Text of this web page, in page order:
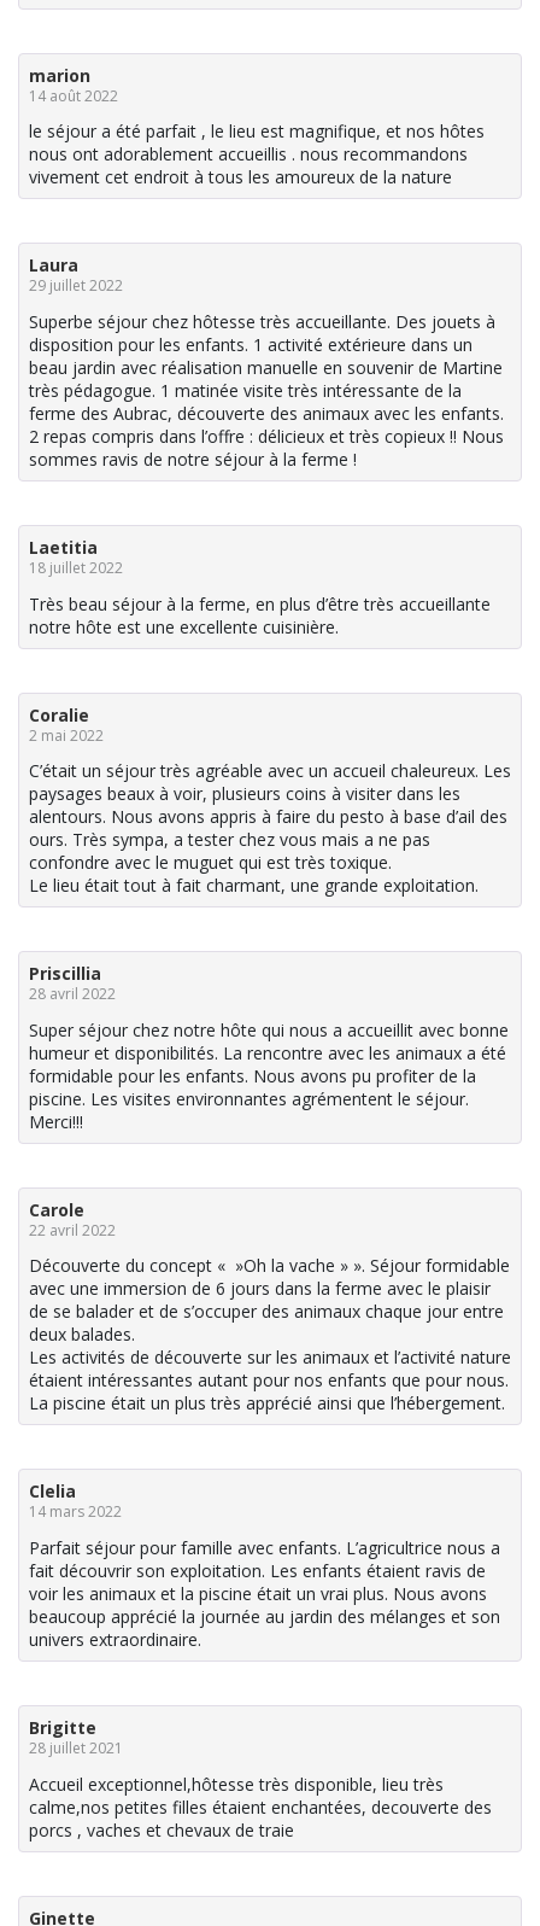
marion
14 août 2022
le séjour a été parfait , le lieu est magnifique, et nos hôtes
nous ont adorablement accueillis . nous recommandons
vivement cet endroit à tous les amoureux de la nature
Laura
29 juillet 2022
Superbe séjour chez hôtesse très accueillante. Des jouets à
disposition pour les enfants. 1 activité extérieure dans un
beau jardin avec réalisation manuelle en souvenir de Martine
très pédagogue. 1 matinée visite très intéressante de la
ferme des Aubrac, découverte des animaux avec les enfants.
2 repas compris dans l’offre : délicieux et très copieux !! Nous
sommes ravis de notre séjour à la ferme !
Laetitia
18 juillet 2022
Très beau séjour à la ferme, en plus d’être très accueillante
notre hôte est une excellente cuisinière.
Coralie
2 mai 2022
C’était un séjour très agréable avec un accueil chaleureux. Les
paysages beaux à voir, plusieurs coins à visiter dans les
alentours. Nous avons appris à faire du pesto à base d’ail des
ours. Très sympa, a tester chez vous mais a ne pas
confondre avec le muguet qui est très toxique.
Le lieu était tout à fait charmant, une grande exploitation.
Priscillia
28 avril 2022
Super séjour chez notre hôte qui nous a accueillit avec bonne
humeur et disponibilités. La rencontre avec les animaux a été
formidable pour les enfants. Nous avons pu profiter de la
piscine. Les visites environnantes agrémentent le séjour.
Merci!!!
Carole
22 avril 2022
Découverte du concept « »Oh la vache » ». Séjour formidable
avec une immersion de 6 jours dans la ferme avec le plaisir
de se balader et de s’occuper des animaux chaque jour entre
deux balades.
Les activités de découverte sur les animaux et l’activité nature
étaient intéressantes autant pour nos enfants que pour nous.
La piscine était un plus très apprécié ainsi que l’hébergement.
Clelia
14 mars 2022
Parfait séjour pour famille avec enfants. L’agricultrice nous a
fait découvrir son exploitation. Les enfants étaient ravis de
voir les animaux et la piscine était un vrai plus. Nous avons
beaucoup apprécié la journée au jardin des mélanges et son
univers extraordinaire.
Brigitte
28 juillet 2021
Accueil exceptionnel,hôtesse très disponible, lieu très
calme,nos petites filles étaient enchantées, decouverte des
porcs , vaches et chevaux de traie
Ginette